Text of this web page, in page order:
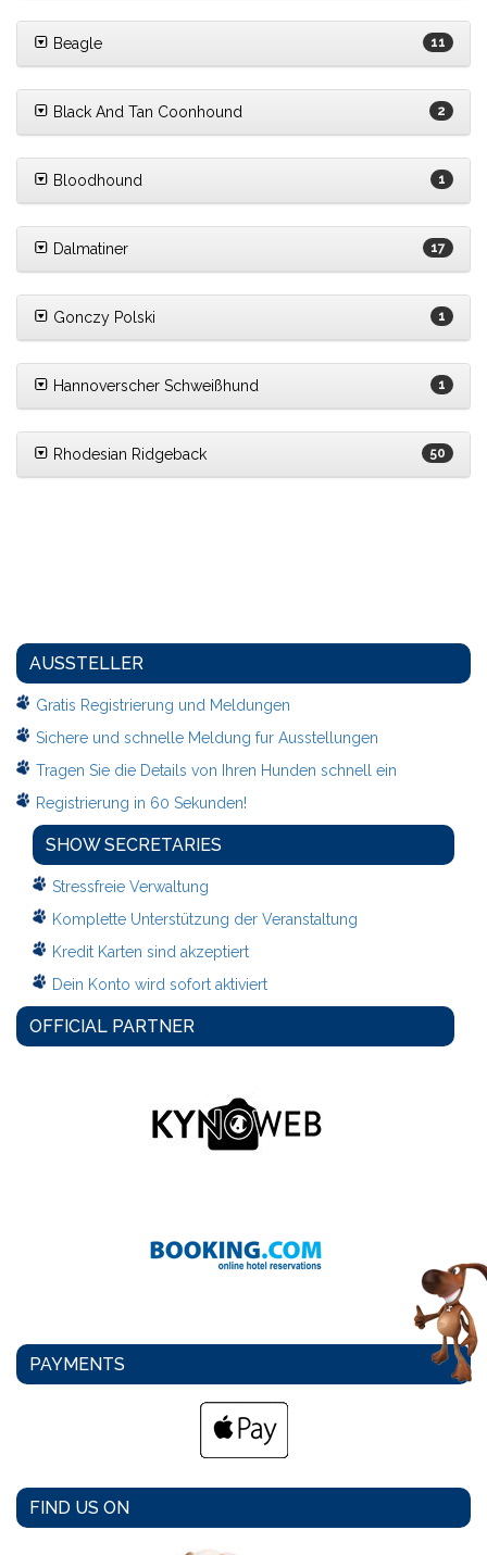
Beagle 11
Black And Tan Coonhound 2
Bloodhound 1
Dalmatiner 17
Gonczy Polski 1
Hannoverscher Schweißhund 1
Rhodesian Ridgeback 50
AUSSTELLER
Gratis Registrierung und Meldungen
Sichere und schnelle Meldung fur Ausstellungen
Tragen Sie die Details von Ihren Hunden schnell ein
Registrierung in 60 Sekunden!
SHOW SECRETARIES
Stressfreie Verwaltung
Komplette Unterstützung der Veranstaltung
Kredit Karten sind akzeptiert
Dein Konto wird sofort aktiviert
OFFICIAL PARTNER
PAYMENTS
FIND US ON